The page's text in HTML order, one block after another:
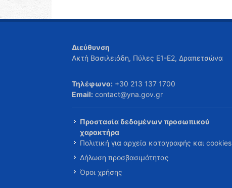
Διεύθυνση
Ακτή Βασιλειάδη, Πύλες Ε1-Ε2, Δραπετσώνα
Τηλέφωνο: +30 213 137 1700
Email: contact@yna.gov.gr
Προστασία δεδομένων προσωπικού
χαρακτήρα
Πολιτική για αρχεία καταγραφής και cookies
Δήλωση προσβασιμότητας
Όροι χρήσης